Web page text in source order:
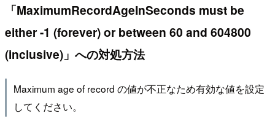
「MaximumRecordAgeInSeconds must be
either -1 (forever) or between 60 and 604800
(inclusive)」への対処方法
Maximum age of record の値が不正なため有効な値を設定
してください。